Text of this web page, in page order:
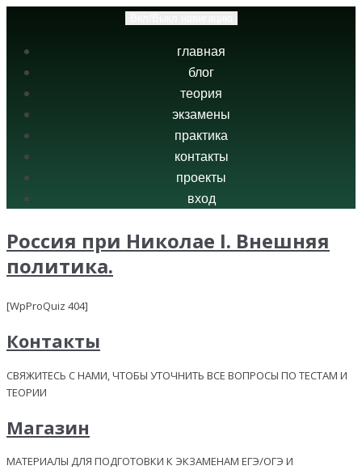
главная
блог
теория
экзамены
практика
контакты
проекты
вход
Россия при Николае I. Внешняя
политика.
[WpProQuiz 404]
Контакты
СВЯЖИТЕСЬ С НАМИ, ЧТОБЫ УТОЧНИТЬ ВСЕ ВОПРОСЫ ПО ТЕСТАМ И
ТЕОРИИ
Магазин
МАТЕРИАЛЫ ДЛЯ ПОДГОТОВКИ К ЭКЗАМЕНАМ ЕГЭ/ОГЭ И